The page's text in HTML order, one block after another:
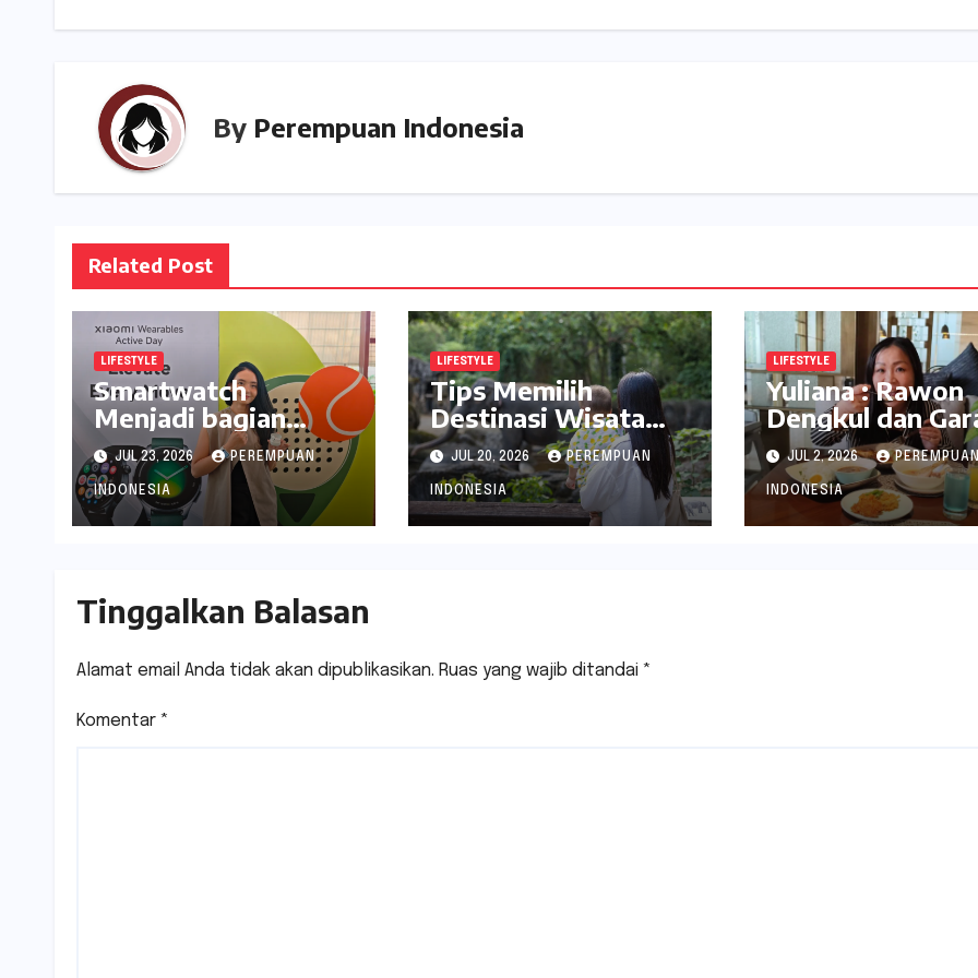
p
e
By Perempuan Indonesia
Related Post
LIFESTYLE
Smartwatch
Menjadi bagian
Penting Menjaga
Kesehatan Bagi
Perempuan
JUL 23, 2026 PEREMPUAN
INDONESIA
LIFESTYLE
Tips Memilih
Destinasi Wisata
Seru di Jabodetabek
ala inDrive
JUL 20, 2026 PEREMPUAN
INDONESIA
LIFESTYLE
Yuliana : Rawon
Dengkul dan
Asem VASA
Surabaya
Sekali
JUL 2, 2026
INDONESIA
Tinggalkan Balasan
Alamat email Anda tidak akan dipublikasikan. Ruas yang wajib ditandai *
Komentar *